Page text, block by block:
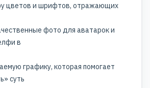
цветов и шрифтов, отражающих
фото для аватарок и
в
графику, которая помогает
суть